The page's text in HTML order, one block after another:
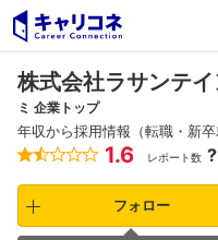
株式会社ラサンテ
ミ 企業トップ
年収から採用情報（転職・新
1.6 レポート数
フォロー